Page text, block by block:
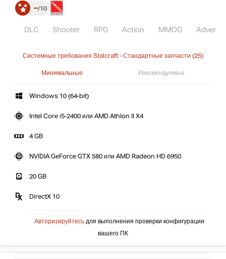
– 10
DLC Shooter RPG Action MMOG
Системные требования Stalcraft - Стандартные запчасти (25)
Минимальные Рекомендуемые
Windows 10 (64-bit)
Intel Core i5-2400 или AMD Athlon II X4
4 GB
NVIDIA GeForce GTX 580 или AMD Radeon HD 6950
20 GB
DirectX 10
Авторизируйтесь для выполнения проверки конфигурации
вашего ПК